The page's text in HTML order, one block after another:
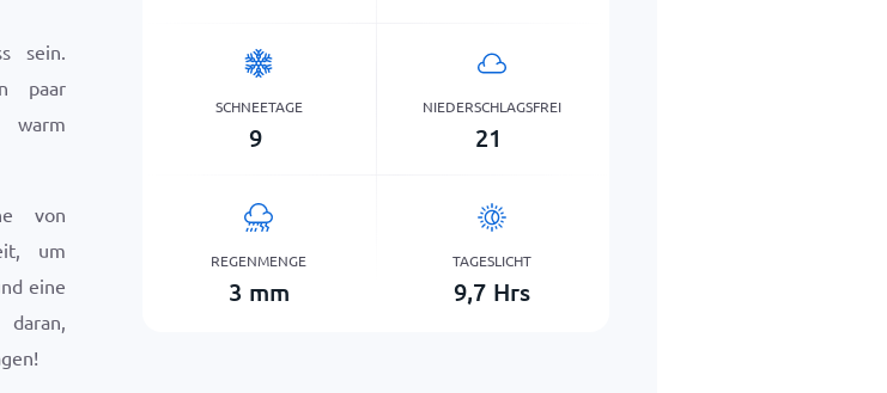
sein.
paar
warm
von
um
eine
daran,
SCHNEETAGE
9
NIEDERSCHLAGSFREI
21
REGENMENGE
3 mm
TAGESLICHT
9,7 Hrs